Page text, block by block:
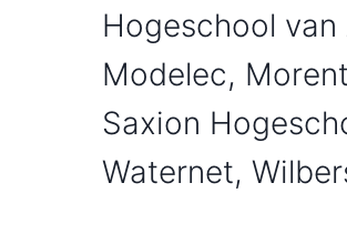
Hogeschool
Modelec,
Saxion
Waternet,